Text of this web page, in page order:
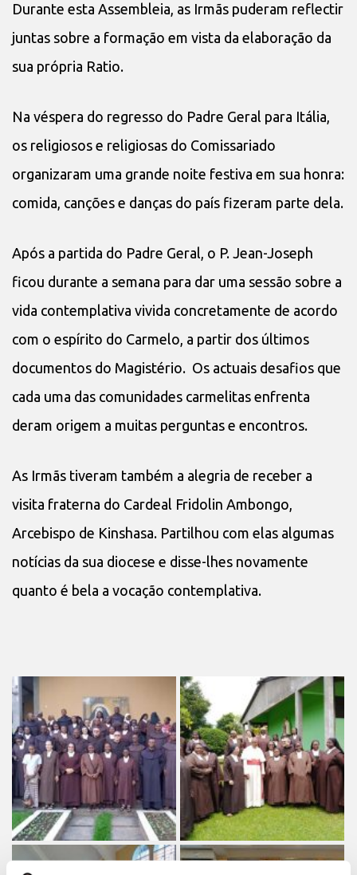
Durante esta Assembleia, as Irmãs puderam reflectir
juntas sobre a formação em vista da elaboração da
sua própria Ratio.
Na véspera do regresso do Padre Geral para Itália,
os religiosos e religiosas do Comissariado
organizaram uma grande noite festiva em sua honra:
comida, canções e danças do país fizeram parte dela.
Após a partida do Padre Geral, o P. Jean-Joseph
ficou durante a semana para dar uma sessão sobre a
vida contemplativa vivida concretamente de acordo
com o espírito do Carmelo, a partir dos últimos
documentos do Magistério. Os actuais desafios que
cada uma das comunidades carmelitas enfrenta
deram origem a muitas perguntas e encontros.
As Irmãs tiveram também a alegria de receber a
visita fraterna do Cardeal Fridolin Ambongo,
Arcebispo de Kinshasa. Partilhou com elas algumas
notícias da sua diocese e disse-lhes novamente
quanto é bela a vocação contemplativa.